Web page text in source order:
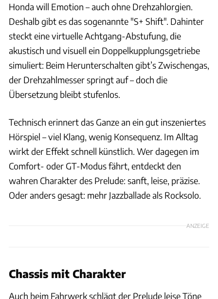
Honda will Emotion – auch ohne Drehzahlorgien.
Deshalb gibt es das sogenannte "S+ Shift". Dahinter
steckt eine virtuelle Achtgang-Abstufung, die
akustisch und visuell ein Doppelkupplungsgetriebe
simuliert: Beim Herunterschalten gibt’s Zwischengas,
der Drehzahlmesser springt auf – doch die
Übersetzung bleibt stufenlos.
Technisch erinnert das Ganze an ein gut inszeniertes
Hörspiel – viel Klang, wenig Konsequenz. Im Alltag
wirkt der Effekt schnell künstlich. Wer dagegen im
Comfort- oder GT-Modus fährt, entdeckt den
wahren Charakter des Prelude: sanft, leise, präzise.
Oder anders gesagt: mehr Jazzballade als Rocksolo.
ANZEIGE
Chassis mit Charakter
Auch beim Fahrwerk schlägt der Prelude leise Töne